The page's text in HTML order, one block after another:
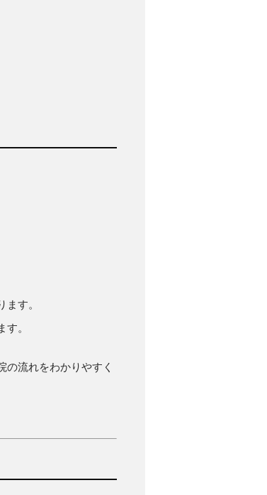
す。
。
流れをわかりやすく